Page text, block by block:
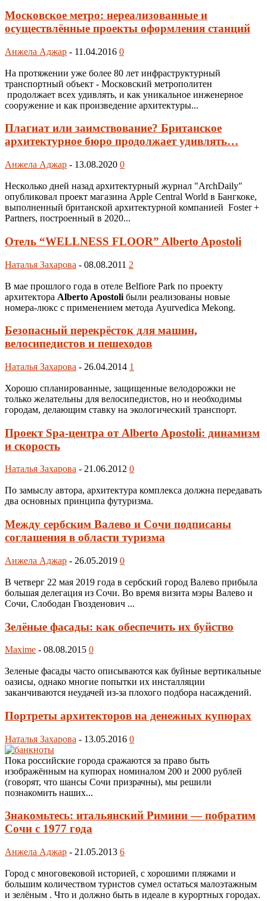
Московское метро: нереализованные и
осуществлённые проекты оформления станций
Анжела Аджар - 11.04.2016 0
На протяжении уже более 80 лет инфраструктурный
транспортный объект - Московский метрополитен
продолжает всех удивлять, и как уникальное инженерное
сооружение и как произведение архитектуры...
Плагиат или заимствование? Британское
архитектурное бюро продолжает удивлять…
Анжела Аджар - 13.08.2020 0
Несколько дней назад архитектурный журнал "ArchDaily"
опубликовал проект магазина Apple Central World в Бангкоке,
выполненный британской архитектурной компанией Foster +
Partners, построенный в 2020...
Отель “WELLNESS FLOOR” Alberto Apostoli
Наталья Захарова - 08.08.2011 2
В мае прошлого года в отеле Belfiore Park по проекту
архитектора Alberto Apostoli были реализованы новые
номера-люкс с применением метода Ayurvedica Mekong.
Безопасный перекрёсток для машин,
велосипедистов и пешеходов
Наталья Захарова - 26.04.2014 1
Хорошо спланированные, защищенные велодорожки не
только желательны для велосипедистов, но и необходимы
городам, делающим ставку на экологический транспорт.
Проект Spa-центра от Alberto Apostoli: динамизм
и скорость
Наталья Захарова - 21.06.2012 0
По замыслу автора, архитектура комплекса должна передавать
два основных принципа футуризма.
Между сербским Валево и Сочи подписаны
соглашения в области туризма
Анжела Аджар - 26.05.2019 0
В четверг 22 мая 2019 года в сербский город Валево прибыла
большая делегация из Сочи. Во время визита мэры Валево и
Сочи, Слободан Гвозденович ...
Зелёные фасады: как обеспечить их буйство
Maxime - 08.08.2015 0
Зеленые фасады часто описываются как буйные вертикальные
оазисы, однако многие попытки их инсталляции
заканчиваются неудачей из-за плохого подбора насаждений.
Портреты архитекторов на денежных купюрах
Наталья Захарова - 13.05.2016 0
Пока российские города сражаются за право быть
изображённым на купюрах номиналом 200 и 2000 рублей
(говорят, что шансы Сочи призрачны), мы решили
познакомить наших...
Знакомьтесь: итальянский Римини — побратим
Сочи с 1977 года
Анжела Аджар - 21.05.2013 6
Город с многовековой историей, с хорошими пляжами и
большим количеством туристов сумел остаться малоэтажным
и зелёным . Что и должно быть в идеале в курортных городах.